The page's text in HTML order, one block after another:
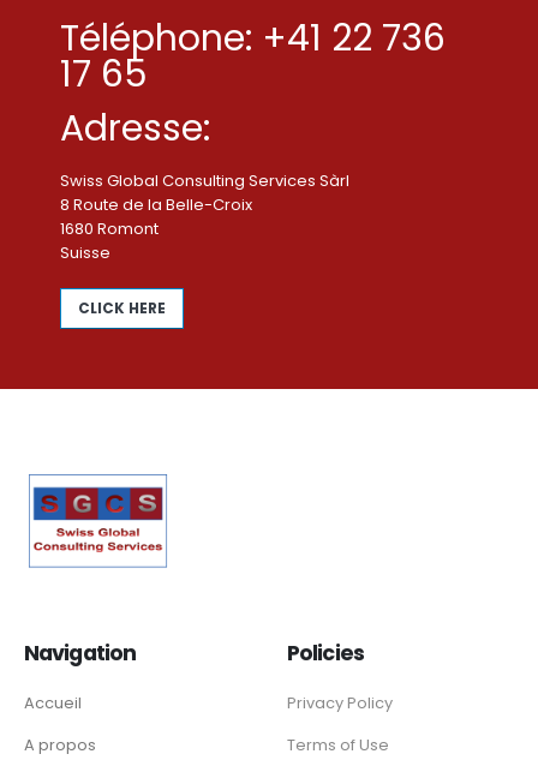
Téléphone: +41 22 736
17 65
Adresse:
Swiss Global Consulting Services Sàrl
8 Route de la Belle-Croix
1680 Romont
Suisse
CLICK HERE
Navigation
Accueil
A propos
Policies
Privacy Policy
Terms of Use